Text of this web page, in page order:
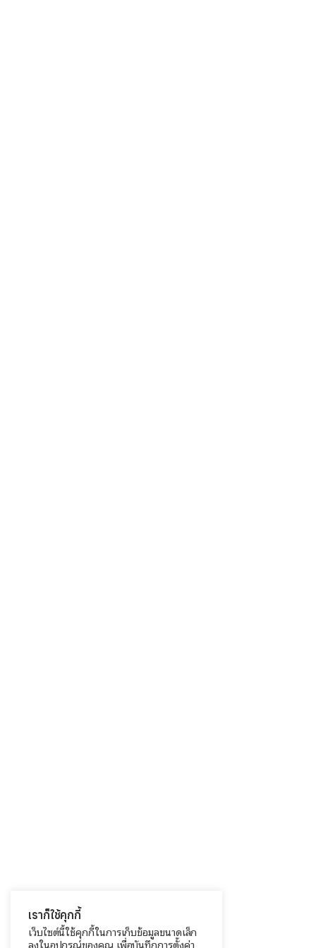
เราก็ใช้คุกกี้
เว็บไซต์นี้ใช้คุกกี้ในการเก็บข้อมูลขนาดเล็ก
ลงในอุปกรณ์ของคุณ เพื่อบันทึกการตั้งค่า